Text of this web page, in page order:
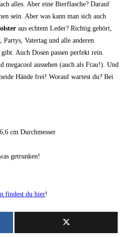
alles. Aber eine Bierflasche? Darauf
sein. Aber was kann man sich auch
aus echtem Leder? Richtig gehört,
Vatertag und alle anderen
Auch Dosen passen perfekt rein.
megacool aussehen (auch als Frau!). Und
Hände frei! Worauf wartest du? Bei
cm Durchmesser
getrunken!
findest du hier!